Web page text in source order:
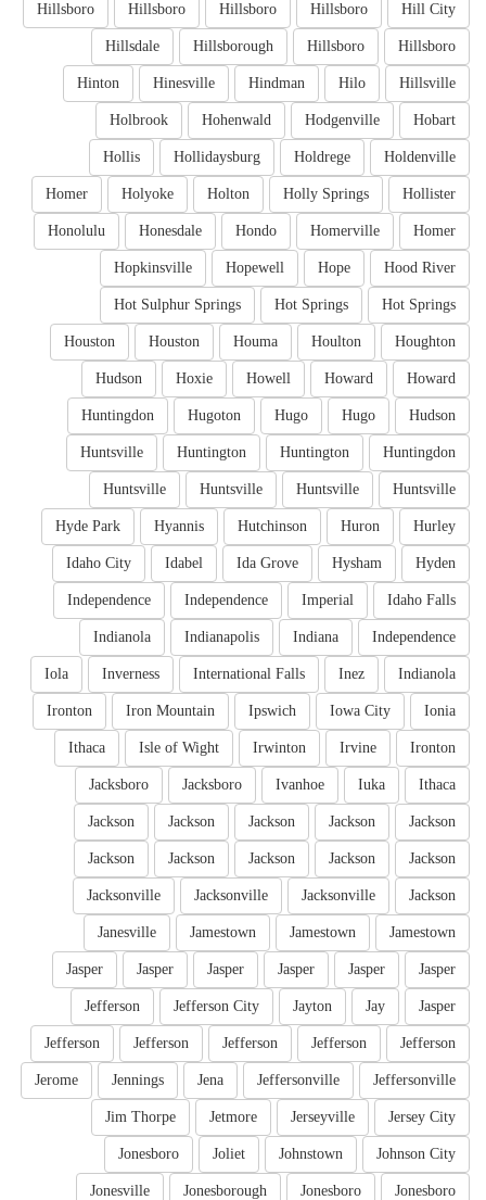
Hill City
Hillsboro
Hillsboro
Hillsboro
Hillsboro
Hillsboro
Hillsboro
Hillsborough
Hillsdale
Hillsville
Hilo
Hindman
Hinesville
Hinton
Hobart
Hodgenville
Hohenwald
Holbrook
Holdenville
Holdrege
Hollidaysburg
Hollis
Hollister
Holly Springs
Holton
Holyoke
Homer
Homer
Homerville
Hondo
Honesdale
Honolulu
Hood River
Hope
Hopewell
Hopkinsville
Hot Springs
Hot Springs
Hot Sulphur Springs
Houghton
Houlton
Houma
Houston
Houston
Howard
Howard
Howell
Hoxie
Hudson
Hudson
Hugo
Hugo
Hugoton
Huntingdon
Huntingdon
Huntington
Huntington
Huntsville
Huntsville
Huntsville
Huntsville
Huntsville
Hurley
Huron
Hutchinson
Hyannis
Hyde Park
Hyden
Hysham
Ida Grove
Idabel
Idaho City
Idaho Falls
Imperial
Independence
Independence
Independence
Indiana
Indianapolis
Indianola
Indianola
Inez
International Falls
Inverness
Iola
Ionia
Iowa City
Ipswich
Iron Mountain
Ironton
Ironton
Irvine
Irwinton
Isle of Wight
Ithaca
Ithaca
Iuka
Ivanhoe
Jacksboro
Jacksboro
Jackson
Jackson
Jackson
Jackson
Jackson
Jackson
Jackson
Jackson
Jackson
Jackson
Jackson
Jacksonville
Jacksonville
Jacksonville
Jamestown
Jamestown
Jamestown
Janesville
Jasper
Jasper
Jasper
Jasper
Jasper
Jasper
Jasper
Jay
Jayton
Jefferson City
Jefferson
Jefferson
Jefferson
Jefferson
Jefferson
Jefferson
Jeffersonville
Jeffersonville
Jena
Jennings
Jerome
Jersey City
Jerseyville
Jetmore
Jim Thorpe
Johnson City
Johnstown
Joliet
Jonesboro
Jonesboro
Jonesboro
Jonesborough
Jonesville